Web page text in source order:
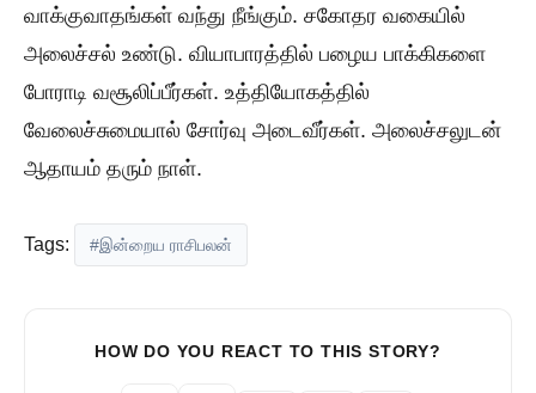
வாக்குவாதங்கள் வந்து நீங்கும். சகோதர வகையில்
அலைச்சல் உண்டு. வியாபாரத்தில் பழைய பாக்கிகளை
போராடி வசூலிப்பீர்கள். உத்தியோகத்தில்
வேலைச்சுமையால் சோர்வு அடைவீர்கள். அலைச்சலுடன்
ஆதாயம் தரும் நாள்.
Tags: #இன்றைய ராசிபலன்
HOW DO YOU REACT TO THIS STORY?